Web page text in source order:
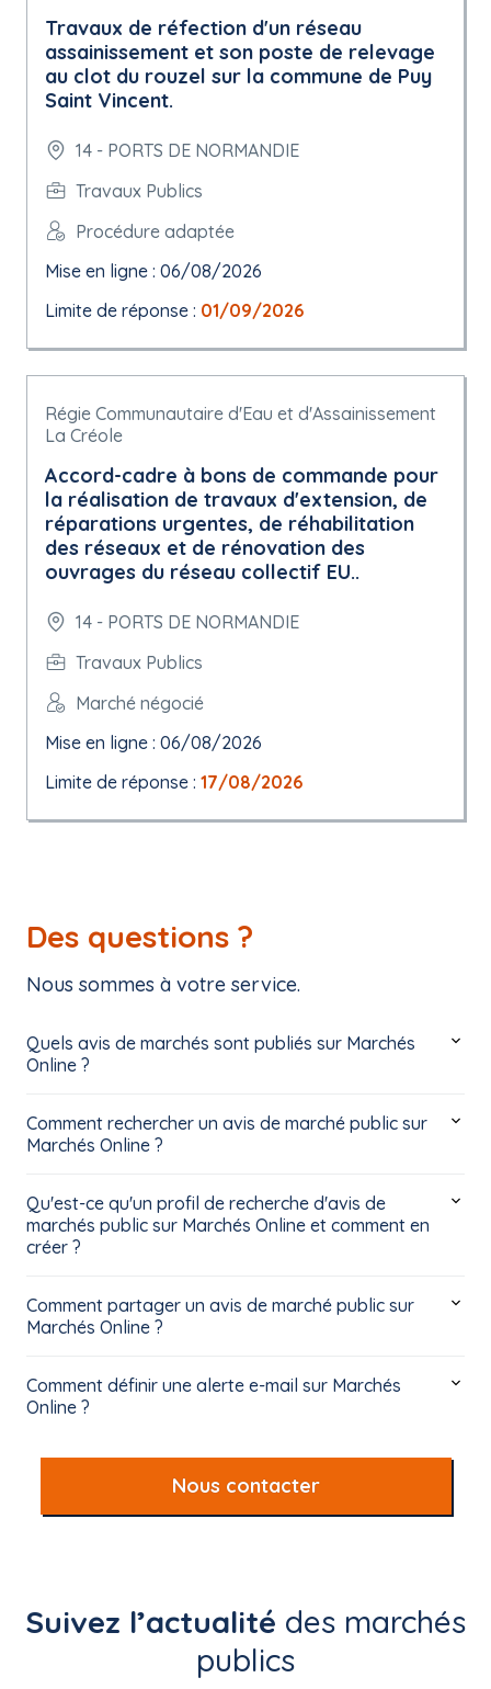
Travaux de réfection d'un réseau
assainissement et son poste de relevage
au clot du rouzel sur la commune de Puy
Saint Vincent.
14 - PORTS DE NORMANDIE
Travaux Publics
Procédure adaptée
Mise en ligne : 06/08/2026
Limite de réponse : 01/09/2026
Régie Communautaire d'Eau et d'Assainissement
La Créole
Accord-cadre à bons de commande pour
la réalisation de travaux d'extension, de
réparations urgentes, de réhabilitation
des réseaux et de rénovation des
ouvrages du réseau collectif EU..
14 - PORTS DE NORMANDIE
Travaux Publics
Marché négocié
Mise en ligne : 06/08/2026
Limite de réponse : 17/08/2026
Des questions ?
Nous sommes à votre service.
Quels avis de marchés sont publiés sur Marchés
Online ?
Comment rechercher un avis de marché public sur
Marchés Online ?
Qu'est-ce qu'un profil de recherche d'avis de
marchés public sur Marchés Online et comment en
créer ?
Comment partager un avis de marché public sur
Marchés Online ?
Comment définir une alerte e-mail sur Marchés
Online ?
Nous contacter
Suivez l’actualité des marchés
publics